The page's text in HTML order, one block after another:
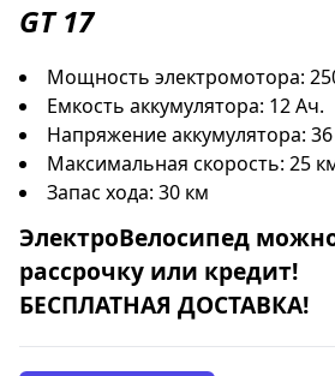
GT 17
Мощность электромотора:
Емкость аккумулятора: 12 Ач.
Напряжение аккумулятора:
Максимальная скорость: 25
Запас хода: 30 км
ЭлектроВелосипед
рассрочку или кредит!
БЕСПЛАТНАЯ ДОСТАВКА!